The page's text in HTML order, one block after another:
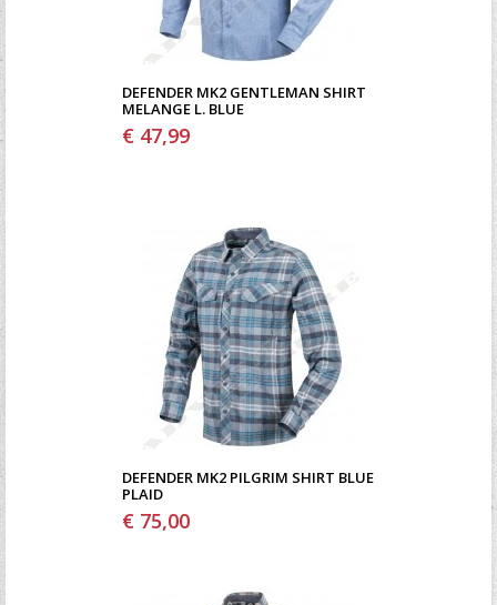
DEFENDER MK2 GENTLEMAN SHIRT
MELANGE L. BLUE
€ 47,99
DEFENDER MK2 PILGRIM SHIRT BLUE
PLAID
€ 75,00